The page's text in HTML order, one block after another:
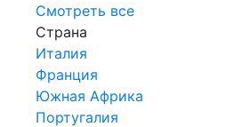
Смотреть все
Страна
Италия
Франция
Южная Африка
Португалия